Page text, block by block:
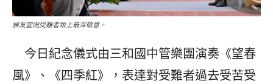
侯友宜向受難者致上最深敬意。
今日紀念儀式由三和國中管樂團演奏《望春
風》、《四季紅》，表達對受難者過去受苦受